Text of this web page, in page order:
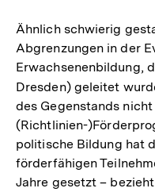
der
Fußnote
Ähnlich schwierig
Abgrenzungen in der
Erwachsenenbildung,
Dresden) geleitet
des Gegenstands
(Richtlinien-
politische Bildung hat
förderfähigen
Jahre gesetzt –